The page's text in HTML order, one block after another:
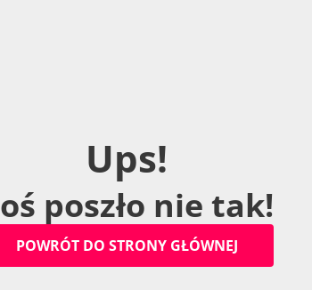
Ups!
oś poszło nie tak!
POWRÓT DO STRONY GŁÓWNEJ